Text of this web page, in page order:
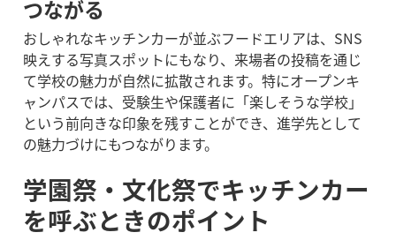
つながる
おしゃれなキッチンカーが並ぶフードエリアは、SNS
映えする写真スポットにもなり、来場者の投稿を通じ
て学校の魅力が自然に拡散されます。特にオープンキ
ャンパスでは、受験生や保護者に「楽しそうな学校」
という前向きな印象を残すことができ、進学先として
の魅力づけにもつながります。
学園祭・文化祭でキッチンカー
を呼ぶときのポイント